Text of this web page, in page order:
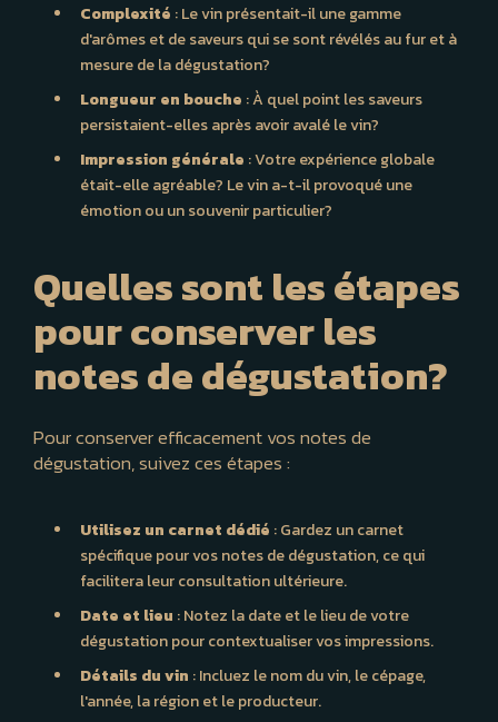
Complexité : Le vin présentait-il une gamme
d'arômes et de saveurs qui se sont révélés au fur et à
mesure de la dégustation?
Longueur en bouche : À quel point les saveurs
persistaient-elles après avoir avalé le vin?
Impression générale : Votre expérience globale
était-elle agréable? Le vin a-t-il provoqué une
émotion ou un souvenir particulier?
Quelles sont les étapes
pour conserver les
notes de dégustation?
Pour conserver efficacement vos notes de
dégustation, suivez ces étapes :
Utilisez un carnet dédié : Gardez un carnet
spécifique pour vos notes de dégustation, ce qui
facilitera leur consultation ultérieure.
Date et lieu : Notez la date et le lieu de votre
dégustation pour contextualiser vos impressions.
Détails du vin : Incluez le nom du vin, le cépage,
l'année, la région et le producteur.